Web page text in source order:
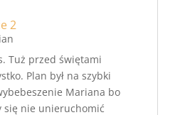
2
Tuż przed świętami
Plan był na szybki
Mariana bo
się nie unieruchomić